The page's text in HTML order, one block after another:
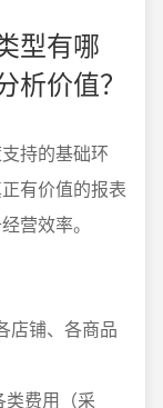
型有哪
析价值？
持的基础环
有价值的报表
营效率。
店铺、各商品
费用（采